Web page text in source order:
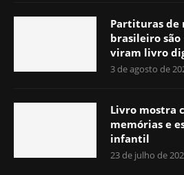
Partituras de
brasileiro são
viram livro
3 de agosto de
Livro mostra
memórias e
infantil
23 de julho de